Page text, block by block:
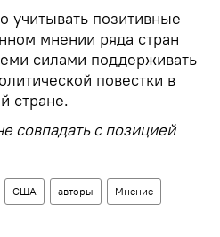
учитывать позитивные
мнении ряда стран
силами поддерживать
повестки в
стране.
совпадать с позицией
США авторы Мнение